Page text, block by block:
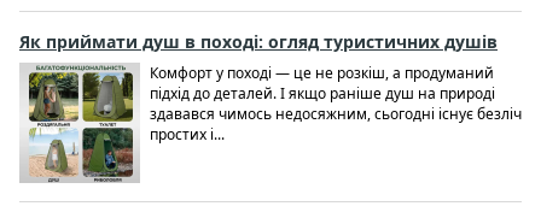
Як приймати душ в поході: огляд туристичних душів
Комфорт у поході — це не розкіш, а продуманий
підхід до деталей. І якщо раніше душ на природі
здавався чимось недосяжним, сьогодні існує безліч
простих і...